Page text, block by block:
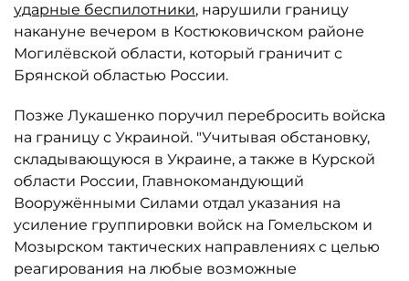
ударные беспилотники, нарушили границу
накануне вечером в Костюковичском районе
Могилёвской области, который граничит с
Брянской областью России.
Позже Лукашенко поручил перебросить войска
на границу с Украиной. "Учитывая обстановку,
складывающуюся в Украине, а также в Курской
области России, Главнокомандующий
Вооружёнными Силами отдал указания на
усиление группировки войск на Гомельском и
Мозырском тактических направлениях с целью
реагирования на любые возможные